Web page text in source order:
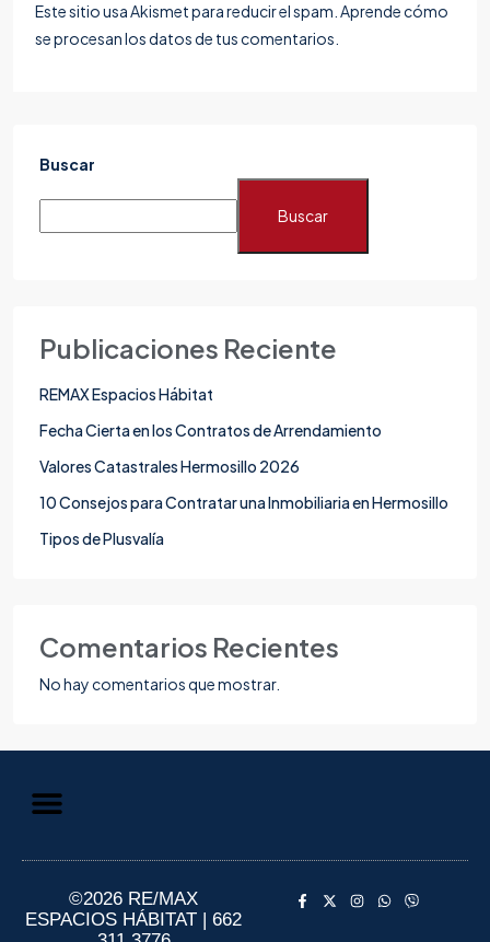
Este sitio usa Akismet para reducir el spam. Aprende cómo
se procesan los datos de tus comentarios.
Buscar
Buscar
Publicaciones Reciente
REMAX Espacios Hábitat
Fecha Cierta en los Contratos de Arrendamiento
Valores Catastrales Hermosillo 2026
10 Consejos para Contratar una Inmobiliaria en Hermosillo
Tipos de Plusvalía
Comentarios Recientes
No hay comentarios que mostrar.
©2026 RE/MAX
ESPACIOS HÁBITAT | 662